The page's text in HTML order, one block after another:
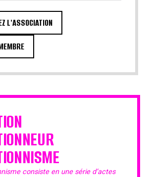
L'ASSOCIATION
consiste en une série d’actes